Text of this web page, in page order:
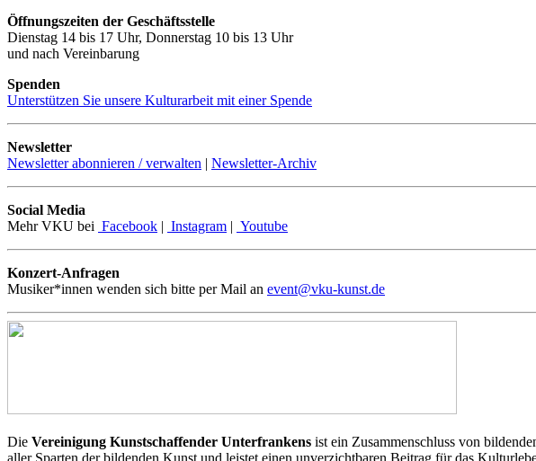
Öffnungszeiten der Geschäftsstelle
Dienstag 14 bis 17 Uhr, Donnerstag 10 bis 13 Uhr
und nach Vereinbarung
Spenden
Unterstützen Sie unsere Kulturarbeit mit einer Spende
Newsletter
Newsletter abonnieren / verwalten | Newsletter-Archiv
Social Media
Mehr VKU bei Facebook | Instagram | Youtube
Konzert-Anfragen
Musiker*innen wenden sich bitte per Mail an event@vku-kunst.de
Die Vereinigung Kunstschaffender Unterfrankens ist ein Zusammenschluss von